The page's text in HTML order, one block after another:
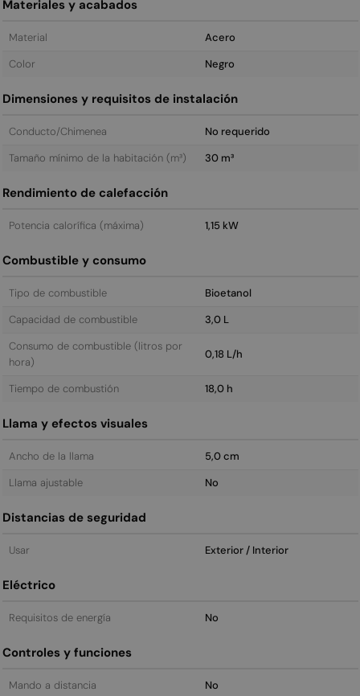
Materiales y acabados
Material
Acero
Color
Negro
Dimensiones y requisitos de instalación
Conducto/Chimenea
No requerido
Tamaño mínimo de la habitación (m³)
30 m³
Rendimiento de calefacción
Potencia calorífica (máxima) 1,15 kW
Combustible y consumo
Tipo de combustible
Bioetanol
Capacidad de combustible
3,0 L
Consumo de combustible (litros por
hora)
0,18 L/h
Tiempo de combustión 18,0 h
Llama y efectos visuales
Ancho de la llama
5,0 cm
Llama ajustable
No
Distancias de seguridad
Usar Exterior / Interior
Eléctrico
Requisitos de energía No
Controles y funciones
Mando a distancia
No